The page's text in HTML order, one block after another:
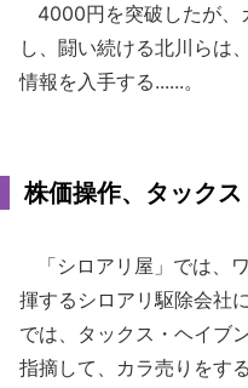
4000円を突破したが、
し、闘い続ける北川らは
情報を入手する......。
株価操作、タック
「シロアリ屋」では、
揮するシロアリ駆除会社
では、タックス・ヘイブ
指摘して、カラ売りをす